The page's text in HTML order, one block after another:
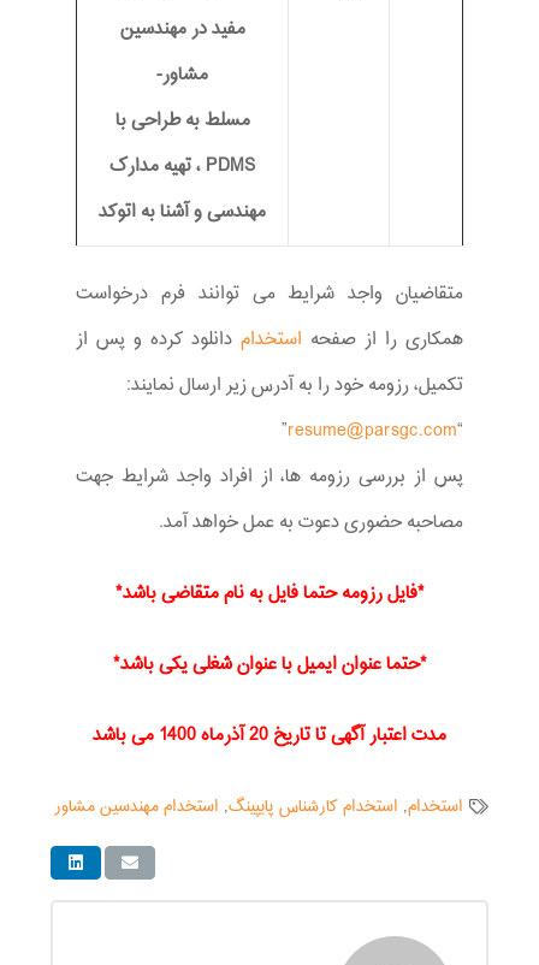
مفید در مهندسین
مشاور-
مسلط به طراحی با
PDMS ، تهیه مدارک
مهندسی و آشنا به اتوکد
متقاضیان واجد شرایط می توانند فرم درخواست
همکاری را از صفحه استخدام دانلود کرده و پس از
تکمیل، رزومه خود را به آدرس زیر ارسال نمایند:
“
resume@parsgc.com
”
پس از بررسی رزومه ها، از افراد واجد شرایط جهت
مصاحبه حضوری دعوت به عمل خواهد آمد.
*فایل رزومه حتما فایل به نام متقاضی باشد*
*حتما عنوان ایمیل با عنوان شغلی یکی باشد*
مدت اعتبار آگهی تا تاریخ 20 آذرماه 1400 می باشد
استخدام, استخدام کارشناس پایپینگ, استخدام مهندسین مشاور